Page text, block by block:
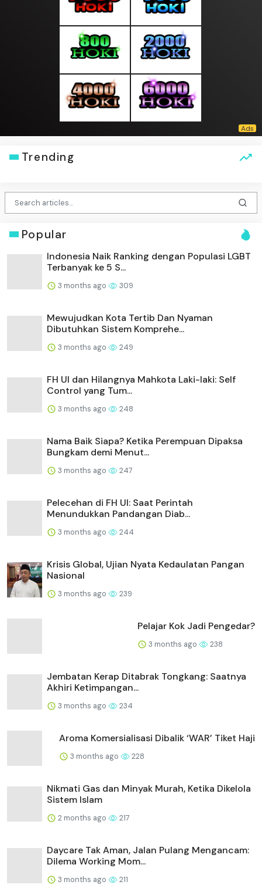
Trending
Popular
Indonesia Naik Ranking dengan Populasi LGBT
Terbanyak ke 5 S...
3 months ago 309
Mewujudkan Kota Tertib Dan Nyaman
Dibutuhkan Sistem Komprehe...
3 months ago 249
FH UI dan Hilangnya Mahkota Laki-laki: Self
Control yang Tum...
3 months ago 248
Nama Baik Siapa? Ketika Perempuan Dipaksa
Bungkam demi Menut...
3 months ago 247
Pelecehan di FH UI: Saat Perintah
Menundukkan Pandangan Diab...
3 months ago 244
Krisis Global, Ujian Nyata Kedaulatan Pangan
Nasional
3 months ago 239
Pelajar Kok Jadi Pengedar?
3 months ago 238
Jembatan Kerap Ditabrak Tongkang: Saatnya
Akhiri Ketimpangan...
3 months ago 234
Aroma Komersialisasi Dibalik ‘WAR’ Tiket Haji
3 months ago 228
Nikmati Gas dan Minyak Murah, Ketika Dikelola
Sistem Islam
2 months ago 217
Daycare Tak Aman, Jalan Pulang Mengancam:
Dilema Working Mom...
3 months ago 211